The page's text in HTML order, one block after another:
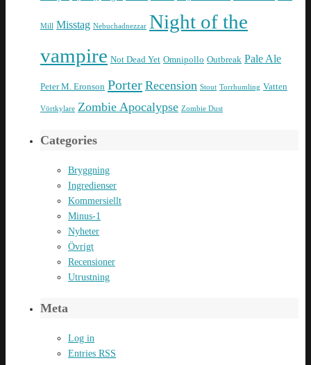
Mill Misstag Nebuchadnezzar Night of the
vampire Not Dead Yet Omnipollo Outbreak Pale Ale
Peter M. Eronson Porter Recension Stout Torrhumling Vatten
Vörtkylare Zombie Apocalypse Zombie Dust
Categories
Bryggning
Ingredienser
Kommersiellt
Minus-1
Nyheter
Övrigt
Recensioner
Utrustning
Meta
Log in
Entries RSS